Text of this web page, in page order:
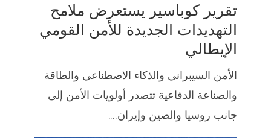
تقرير كوباسير يستعرض ملامح
التهديدات الجديدة للأمن القومي
الإيطالي
الأمن السيبراني والذكاء الاصطناعي والطاقة
والصناعة الدفاعية تتصدر أولويات الأمن إلى
جانب روسيا والصين وإيران....